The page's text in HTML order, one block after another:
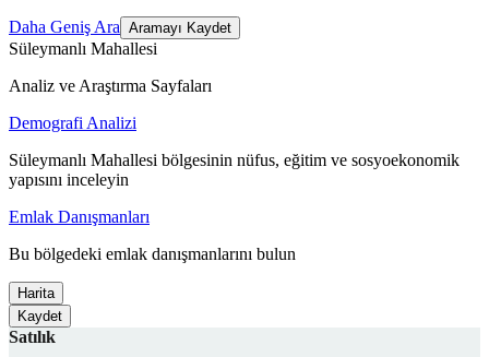
Daha Geniş Ara Aramayı Kaydet
Süleymanlı Mahallesi
Analiz ve Araştırma Sayfaları
Demografi Analizi
Süleymanlı Mahallesi bölgesinin nüfus, eğitim ve sosyoekonomik
yapısını inceleyin
Emlak Danışmanları
Bu bölgedeki emlak danışmanlarını bulun
Harita
Kaydet
Satılık